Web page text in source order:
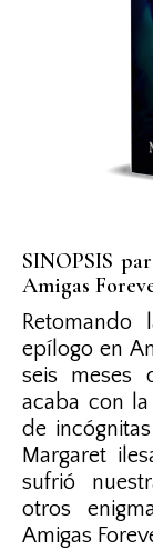
SINOPSIS
Amigas
epílogo en
seis meses
acaba con
de
Margaret
sufrió
otros
Amigas